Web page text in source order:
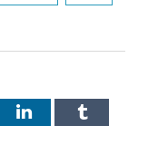
LinkedInTumblr